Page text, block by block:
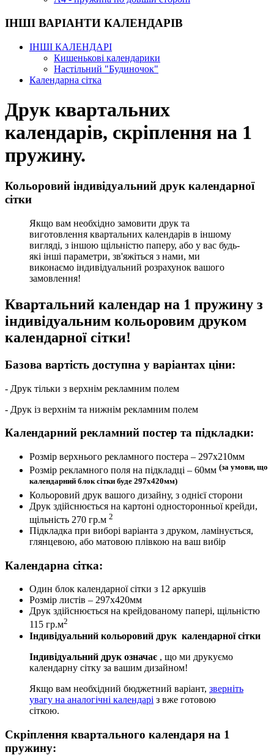
ІНШІ ВАРІАНТИ КАЛЕНДАРІВ
ІНШІ КАЛЕНДАРІ
Кишенькові календарики
Настільний "Будиночок"
Календарна сітка
Друк квартальних
календарів, скріплення на 1
пружину.
Кольоровий індивідуальний друк календарної
сітки
Якщо вам необхідно замовити друк та
виготовлення квартальних календарів в іншому
вигляді, з іншою щільністю паперу, або у вас будь-
які інші параметри, зв'яжіться з нами, ми
виконаємо індивідуальний розрахунок вашого
замовлення!
Квартальний календар на 1 пружину з
індивідуальним кольоровим друком
календарної сітки!
Базова вартість доступна у варіантах ціни:
- Друк тільки з верхнім рекламним полем
- Друк із верхнім та нижнім рекламним полем
Календарний рекламний постер та підкладки:
Розмір верхнього рекламного постера – 297х210мм
Розмір рекламного поля на підкладці – 60мм (за умови, що
календарний блок сітки буде 297х420мм)
Кольоровий друк вашого дизайну, з однієї сторони
Друк здійснюється на картоні односторонньої крейди,
щільність 270 гр.м 2
Підкладка при виборі варіанта з друком, ламінується,
глянцевою, або матовою плівкою на ваш вибір
Календарна сітка:
Один блок календарної сітки з 12 аркушів
Розмір листів – 297х420мм
Друк здійснюється на крейдованому папері, щільністю
115 гр.м2
Індивідуальний кольоровий друк календарної сітки
Індивідуальний друк означає , що ми друкуємо
календарну сітку за вашим дизайном!
Якщо вам необхідний бюджетний варіант, зверніть
увагу на аналогічні календарі з вже готовою
сіткою.
Скріплення квартального календаря на 1
пружину: